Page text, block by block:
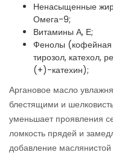
Ненасыщенные
Омега-9;
Витамины А, Е;
Фенолы (кофейная
тирозол, катехол,
(+)-катехин);
Аргановое масло
блестящими и
уменьшает проявления
ломкость прядей и
добавление